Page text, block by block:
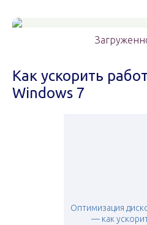
Как ускорить
Windows 7
Оптимизация
— как